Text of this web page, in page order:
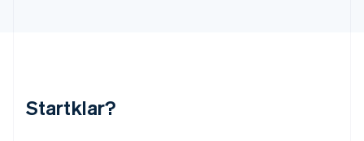
Startklar?
Mexiko